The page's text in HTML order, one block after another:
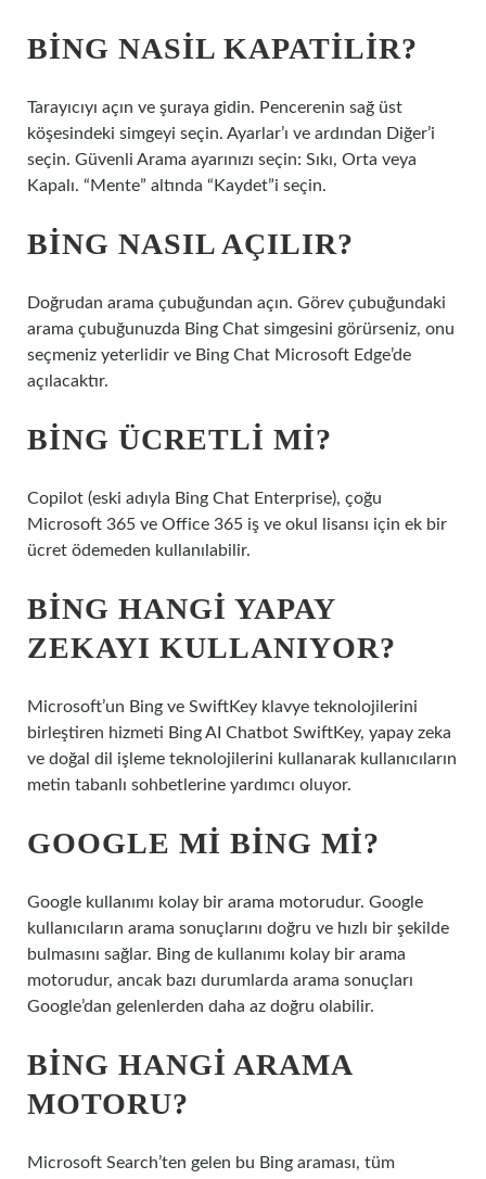
BING NASIL KAPATILIR?
Tarayıcıyı açın ve şuraya gidin. Pencerenin sağ üst
köşesindeki simgeyi seçin. Ayarlar’ı ve ardından Diğer’i
seçin. Güvenli Arama ayarınızı seçin: Sıkı, Orta veya
Kapalı. “Mente” altında “Kaydet”i seçin.
BING NASIL AÇILIR?
Doğrudan arama çubuğundan açın. Görev çubuğundaki
arama çubuğunuzda Bing Chat simgesini görürseniz, onu
seçmeniz yeterlidir ve Bing Chat Microsoft Edge’de
açılacaktır.
BING ÜCRETLI MI?
Copilot (eski adıyla Bing Chat Enterprise), çoğu
Microsoft 365 ve Office 365 iş ve okul lisansı için ek bir
ücret ödemeden kullanılabilir.
BING HANGI YAPAY
ZEKAYI KULLANIYOR?
Microsoft’un Bing ve SwiftKey klavye teknolojilerini
birleştiren hizmeti Bing AI Chatbot SwiftKey, yapay zeka
ve doğal dil işleme teknolojilerini kullanarak kullanıcıların
metin tabanlı sohbetlerine yardımcı oluyor.
GOOGLE MI BING MI?
Google kullanımı kolay bir arama motorudur. Google
kullanıcıların arama sonuçlarını doğru ve hızlı bir şekilde
bulmasını sağlar. Bing de kullanımı kolay bir arama
motorudur, ancak bazı durumlarda arama sonuçları
Google’dan gelenlerden daha az doğru olabilir.
BING HANGI ARAMA
MOTORU?
Microsoft Search’ten gelen bu Bing araması, tüm